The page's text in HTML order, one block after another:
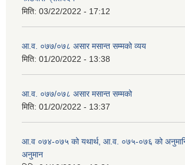
मिति: 03/22/2022 - 17:12
आ.व. ०७७/०७८ असार मसान्त सम्मको व्यय
मिति: 01/20/2022 - 13:38
आ.व. ०७७/०७८ असार मसान्त सम्मको
मिति: 01/20/2022 - 13:37
आ.व ०७४-०७५ को यथार्थ, आ.व. ०७५-०७६ को
अनुमान